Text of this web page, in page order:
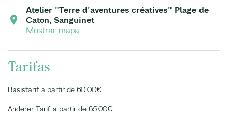
Atelier "Terre d'aventures créatives" Plage de
Caton, Sanguinet
Mostrar mapa
Tarifas
Basistarif a partir de 60.00€
Anderer Tarif a partir de 65.00€